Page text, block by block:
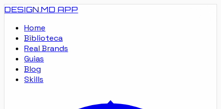
DESIGN.MD APP
Home
Biblioteca
Real Brands
Guias
Blog
Skills